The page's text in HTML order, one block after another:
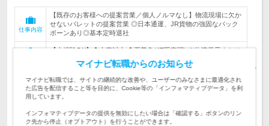
仕事内容
【既存のお客様への提案営業／個人ノルマなし】物流現場に欠か
せないパレットの提案営業 ◎日本通運、JR貨物の強固なバック
ボーンあり◎基本定時退社
【未経験OK】◆大卒以上 ◆要普免(AT限定可) ※物流業界または
営業職の経験者は優遇！入社時から役職も可能 ※人物重視の採用
勤務地
【 大阪(梅田)／北海道(札幌)限定募集★北海道は転勤なし 】 ★各
支店は駅チカ好立地でアクセス良…
給与
月給27万2,000円〜30万6,000円＋諸手当＋賞与年2回（計3.8ヶ月
分） ※経験・能力・適…
マイナビ転職からのお知らせ
マイナビ転職では、サイトの継続的な改善や、ユーザーのみなさまに最適化され
た広告を配信すること等を目的に、Cookie等の「インフォマティブデータ」を利
用しています。
インフォマティブデータの提供を無効にしたい場合は「確認する」ボタンのリン
ク先から停止（オプトアウト）を行うことができます。